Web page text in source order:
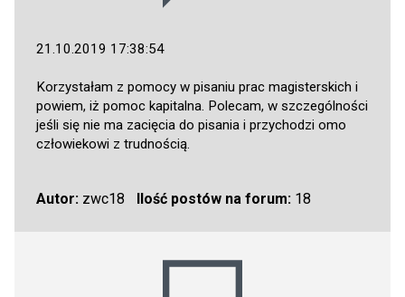
21.10.2019 17:38:54
Korzystałam z pomocy w pisaniu prac magisterskich i
powiem, iż pomoc kapitalna. Polecam, w szczególności
jeśli się nie ma zacięcia do pisania i przychodzi omo
człowiekowi z trudnością.
Autor: zwc18 Ilość postów na forum:18